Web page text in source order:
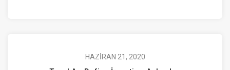
HAZIRAN 21, 2020